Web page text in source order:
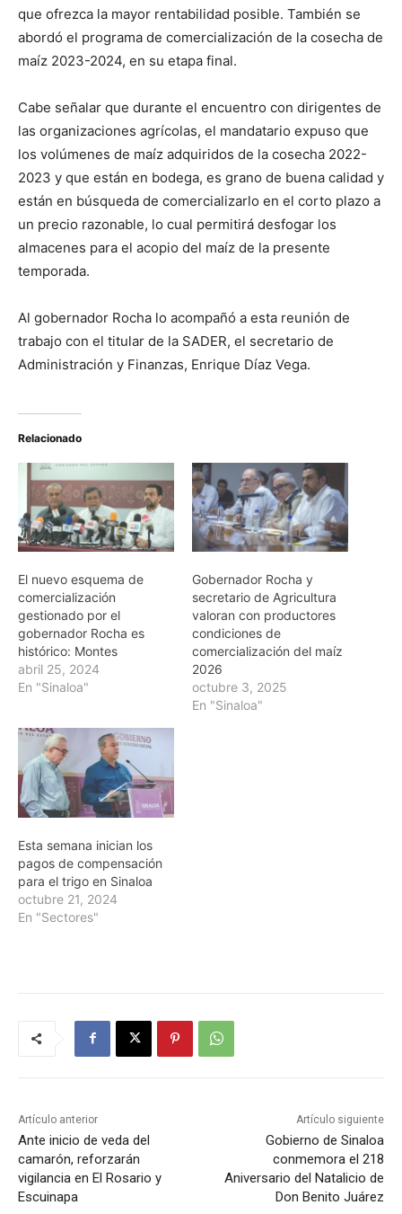
que ofrezca la mayor rentabilidad posible. También se
abordó el programa de comercialización de la cosecha de
maíz 2023-2024, en su etapa final.
Cabe señalar que durante el encuentro con dirigentes de
las organizaciones agrícolas, el mandatario expuso que
los volúmenes de maíz adquiridos de la cosecha 2022-
2023 y que están en bodega, es grano de buena calidad y
están en búsqueda de comercializarlo en el corto plazo a
un precio razonable, lo cual permitirá desfogar los
almacenes para el acopio del maíz de la presente
temporada.
Al gobernador Rocha lo acompañó a esta reunión de
trabajo con el titular de la SADER, el secretario de
Administración y Finanzas, Enrique Díaz Vega.
Relacionado
El nuevo esquema de
comercialización
gestionado por el
gobernador Rocha es
histórico: Montes
abril 25, 2024
En "Sinaloa"
Gobernador Rocha y
secretario de Agricultura
valoran con productores
condiciones de
comercialización del maíz
2026
octubre 3, 2025
En "Sinaloa"
Esta semana inician los
pagos de compensación
para el trigo en Sinaloa
octubre 21, 2024
En "Sectores"
Artículo anterior
Ante inicio de veda del
camarón, reforzarán
vigilancia en El Rosario y
Escuinapa
Artículo siguiente
Gobierno de Sinaloa
conmemora el 218
Aniversario del Natalicio de
Don Benito Juárez